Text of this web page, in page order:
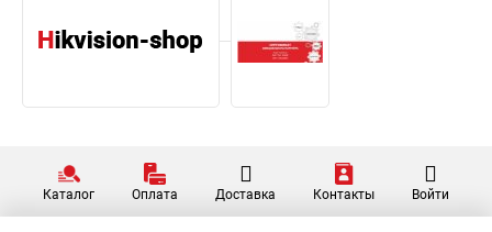
Каталог Оплата Доставка Контакты Войти